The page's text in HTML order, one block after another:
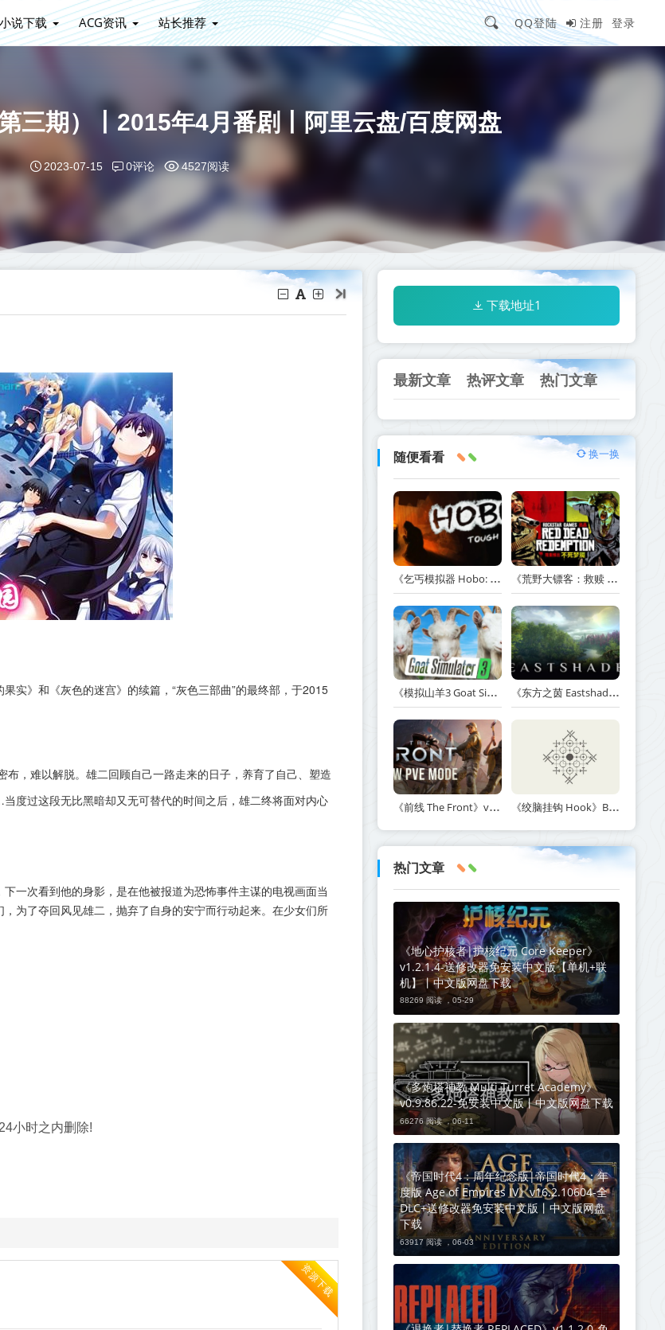
小说下载 ACG资讯 站长推荐 QQ登陆 注册 登录
三期）丨2015年4月番剧丨阿里云盘/百度网盘
2023-07-15 0评论 4527阅读
果实》和《灰色的迷宫》的续篇，“灰色三部曲”的最终部， 于2015
，难以解脱。雄二回顾自己一路走来的日子，养育了自己、塑造
度过这段无比黑暗却又无可替代的时间之后，雄二终将面对内心
一次看到他的身影，是在他被报道为恐怖事件主谋的电视画面当
为了夺回风见雄二，抛弃了自身的安宁而行动起来。在少女们所
小时之内删除!
资源下载
下载地址1
最新文章 热评文章 热门文章
随便看看 换一换
《乞丐模拟器 Hobo: Tough Life》v1.20.010-赠原声带+解锁全人物满级通关存档+多项修改器【单机+联机】丨中文版网盘下载 《荒野大镖客：救赎 Red Dead Redemption》v1.0.42.46611-送修改器丨中文版网盘下载
《模拟山羊3 Goat Simulator 3》v1.2.0.2-全DLC+含重制版【单机+联机】【PC/手机双端】丨中文版网盘下载 《东方之茵 Eastshade》Build.20251455-免安装中文版丨中文版网盘下载
《前线 The Front》v1.5.7丨中文版网盘下载 《绞脑挂钩 Hook》Build.21678887-免安装中文版丨中文版网盘下载
热门文章
《地心护核者|护核纪元 Core Keeper》
v1.2.1.4-送修改器免安装中文版【单机+联
机】丨中文版网盘下载
88269 阅读 ， 05-29
《多炮塔神教 Multi Turret Academy》
v0.9.86.22-免安装中文版丨中文版网盘下载
66276 阅读 ，06-11
《帝国时代4：周年纪念版|帝国时代4：年
度版 Age of Empires IV》v16.2.10604-全
DLC+送修改器免安装中文版丨中文版网盘
下载
63917 阅读 ，06-03